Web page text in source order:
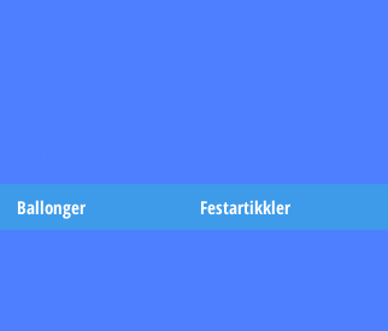
Ballonger Festartikkler